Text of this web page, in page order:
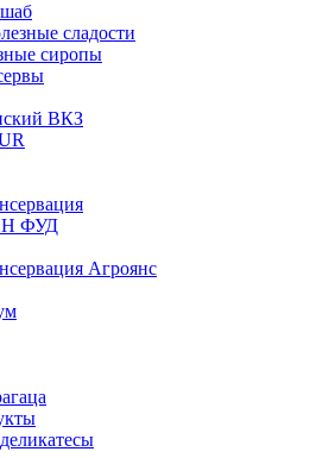
сладости
сиропы
ВКЗ
ФУД
Агроянс